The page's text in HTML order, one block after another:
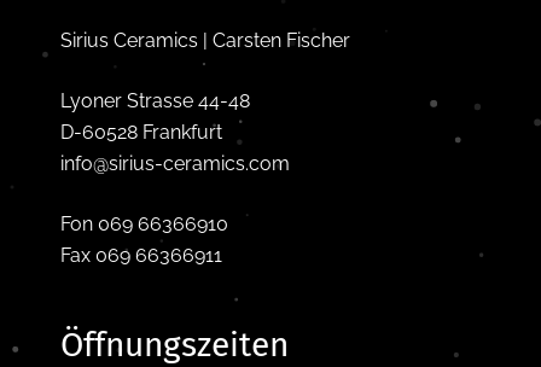
Sirius Ceramics | Carsten Fischer
Lyoner Strasse 44-48
D-60528 Frankfurt
info@sirius-ceramics.com
Fon 069 66366910
Fax 069 66366911
Öffnungszeiten